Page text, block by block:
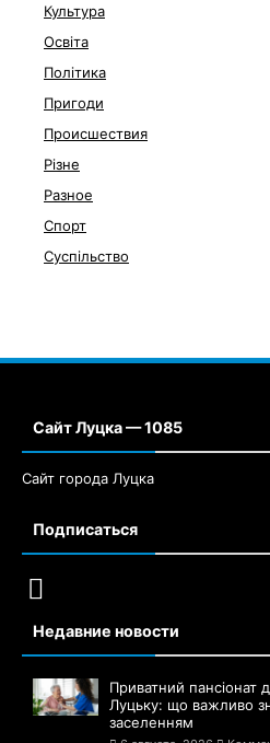
Культура
Освіта
Політика
Пригоди
Происшествия
Різне
Разное
Спорт
Суспільство
Сайт Луцка — 1085
Сайт города Луцка
Подписаться
Недавние новости
Приватний пансіонат
Луцьку: що важливо
заселенням